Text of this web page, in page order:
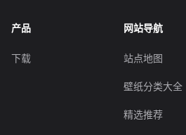
产品
下载
网站导航
站点地图
壁纸分类大全
精选推荐